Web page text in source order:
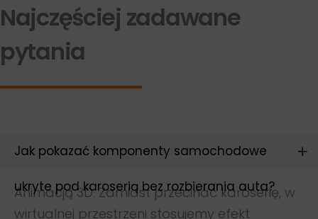
Najczęściej zadawane
pytania
Jak pokazać komponenty samochodowe
ukryte pod karoserią bez rozbierania auta?
Animacją 3D. Zamiast przecinać karoserię, w
wirtualnej przestrzeni stosujemy efekt